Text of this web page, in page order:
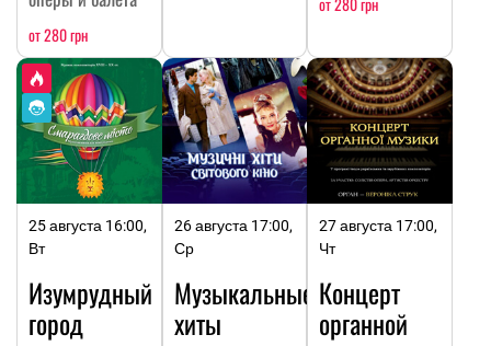
от 280 грн
25 августа 16:00,
Вт
Изумрудный
город
26 августа 17:00,
Ср
Музыкальные
хиты
27 августа 17:00,
Чт
Концерт
органной